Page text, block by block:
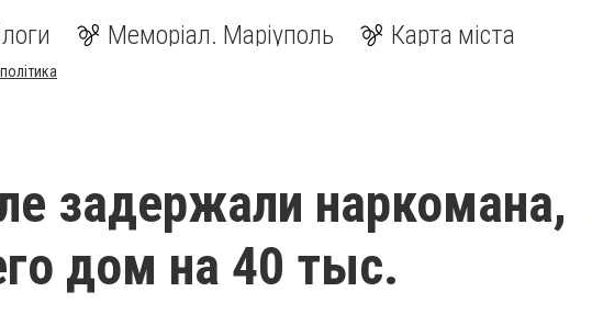
Меморіал. Маріуполь Карта міста
задержали наркомана,
дом на 40 тыс.